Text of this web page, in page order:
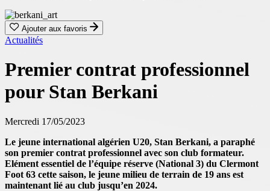
Ajouter aux favoris
Actualités
Premier contrat professionnel
pour Stan Berkani
Mercredi 17/05/2023
Le jeune international algérien U20, Stan Berkani, a paraphé
son premier contrat professionnel avec son club formateur.
Elément essentiel de l’équipe réserve (National 3) du Clermont
Foot 63 cette saison, le jeune milieu de terrain de 19 ans est
maintenant lié au club jusqu’en 2024.